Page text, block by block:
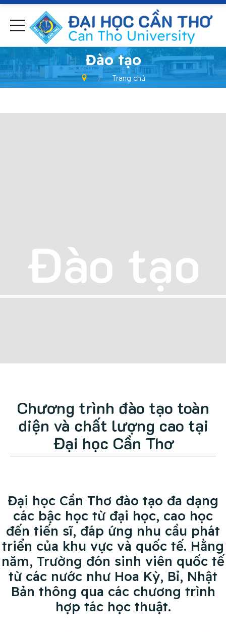
- Đào tạo
Trang chủ
Đào tạo
Chương trình đào tạo toàn
diện và chất lượng cao tại
Đại học Cần Thơ
Đại học Cần Thơ đào tạo đa dạng
các bậc học từ đại học, cao học
đến tiến sĩ, đáp ứng nhu cầu phát
triển của khu vực và quốc tế. Hằng
năm, Trường đón sinh viên quốc tế
từ các nước như Hoa Kỳ, Bỉ, Nhật
Bản thông qua các chương trình
hợp tác học thuật.